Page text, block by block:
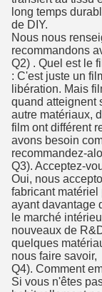
long temps
de DIY.
Nous nous
recommandons
Q2) . Quel est le
: C'est juste un
libération. Mais
quand atteignent
autre matériaux,
film ont différent
avons besoin
recommandez-
Q3). Acceptez-
Oui, nous
fabricant matériel
ayant davantage
le marché
nouveaux de
quelques
nous faire savoir,
Q4). Comment
Si vous n'êtes